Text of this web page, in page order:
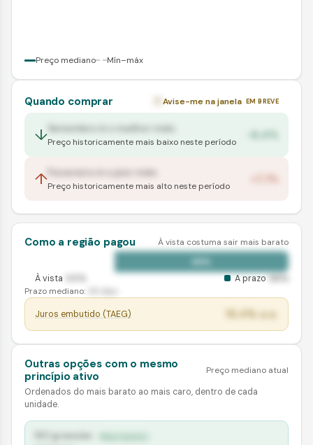
Preço mediano Mín–máx
Quando comprar Avise-me na janela EM BREVE
↓ Setembro é o melhor mês
Preço historicamente mais baixo neste período
↑ Fevereiro é o pior mês
Preço historicamente mais alto neste período
Como a região pagou
À vista costuma sair mais barato
À vista
A prazo 66%
Prazo mediano:
Juros embutido (TAEG) 19,4% a.a.
Outras opções com o mesmo
princípio ativo
Preço mediano atual
Ordenados do mais barato ao mais caro, dentro de cada
unidade.
KCl granular